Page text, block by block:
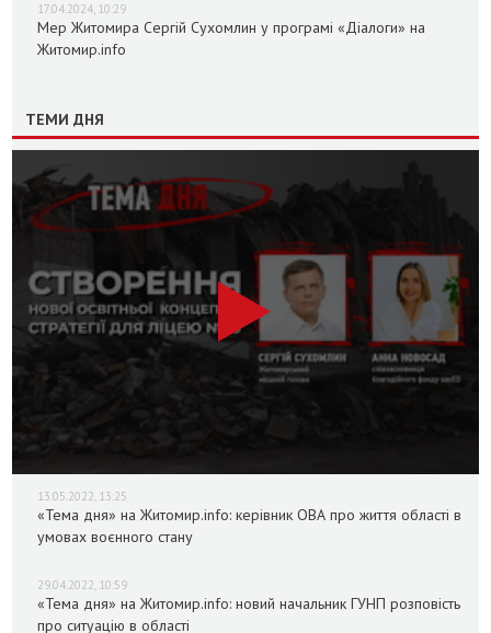
17.04.2024, 10:29
Мер Житомира Сергій Сухомлин у програмі «Діалоги» на
Житомир.info
ТЕМИ ДНЯ
13.05.2022, 13:25
«Тема дня» на Житомир.info: керівник ОВА про життя області в
умовах воєнного стану
29.04.2022, 10:59
«Тема дня» на Житомир.info: новий начальник ГУНП розповість
про ситуацію в області